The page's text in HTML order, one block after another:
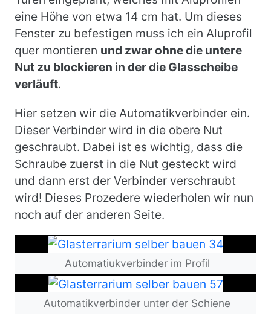
eine Höhe von etwa 14 cm hat. Um dieses
Fenster zu befestigen muss ich ein Aluprofil
quer montieren und zwar ohne die untere
Nut zu blockieren in der die Glasscheibe
verläuft.
Hier setzen wir die Automatikverbinder ein.
Dieser Verbinder wird in die obere Nut
geschraubt. Dabei ist es wichtig, dass die
Schraube zuerst in die Nut gesteckt wird
und dann erst der Verbinder verschraubt
wird! Dieses Prozedere wiederholen wir nun
noch auf der anderen Seite.
Automatiukverbinder im Profil
Automatikverbinder unter der Schiene